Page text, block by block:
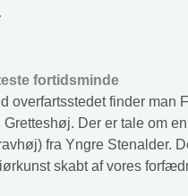
fortidsminde
overfartsstedet finder man
Gretteshøj. Der er tale om
fra Yngre Stenalder.
skabt af vores